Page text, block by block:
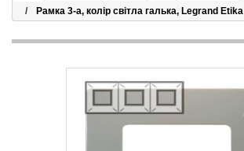
Рамка 3-а, колір світла галька, Legrand Etika